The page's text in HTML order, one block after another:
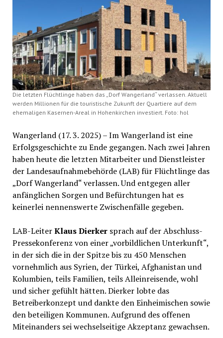
Die letzten Flüchtlinge haben das „Dorf Wangerland“ verlassen. Aktuell
werden Millionen für die touristische Zukunft der Quartiere auf dem
ehemaligen Kasernen-Areal in Hohenkirchen investiert. Foto: hol
Wangerland (17. 3. 2025) – Im Wangerland ist eine
Erfolgsgeschichte zu Ende gegangen. Nach zwei Jahren
haben heute die letzten Mitarbeiter und Dienstleister
der Landesaufnahmebehörde (LAB) für Flüchtlinge das
„Dorf Wangerland“ verlassen. Und entgegen aller
anfänglichen Sorgen und Befürchtungen hat es
keinerlei nennenswerte Zwischenfälle gegeben.
LAB-LeiterKlaus Dierkersprach auf der Abschluss-
Pressekonferenz von einer „vorbildlichen Unterkunft“,
in der sich die in der Spitze bis zu 450 Menschen
vornehmlich aus Syrien, der Türkei, Afghanistan und
Kolumbien, teils Familien, teils Alleinreisende, wohl
und sicher gefühlt hätten. Dierker lobte das
Betreiberkonzept und dankte den Einheimischen sowie
den beteiligen Kommunen. Aufgrund des offenen
Miteinanders sei wechselseitige Akzeptanz gewachsen.